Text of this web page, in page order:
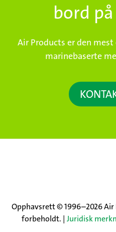
bord
Air Products er den
marinebaserte
Opphavsrett © 1996–2026
forbeholdt. | Juridisk